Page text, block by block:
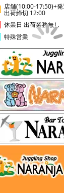
店舗(10:00-17:50)+発
出荷締切 12:00
休業日 出荷業務無し
特殊営業